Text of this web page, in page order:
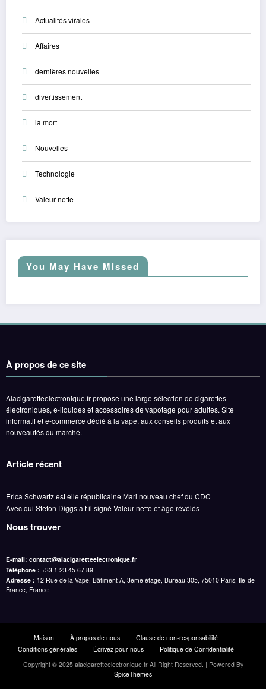
Actualités virales
Affaires
dernières nouvelles
divertissement
la mort
Nouvelles
Technologie
Valeur nette
You May Have Missed
À propos de ce site
Alacigaretteelectronique.fr propose une large sélection de cigarettes
électroniques, e-liquides et accessoires de vapotage pour adultes. Site
informatif et e-commerce dédié à la vape, aux conseils produits et aux
nouveautés du marché.
Article récent
Erica Schwartz est elle républicaine Mari nouveau chef du CDC
Avec qui Stefon Diggs a t il signé Valeur nette et âge révélés
Nous trouver
E-mail: contact@alacigaretteelectronique.fr
Téléphone : +33 1 23 45 67 89
Adresse : 12 Rue de la Vape, Bâtiment A, 3ème étage, Bureau 305, 75010 Paris, Île-de-
France, France
Maison À propos de nous
Clause de non-responsabilité
Conditions générales
Écrivez pour nous
Politique de Confidentialité
Copyright © 2025 alacigaretteelectronique.fr All Right Reserved. | Powered By
SpiceThemes